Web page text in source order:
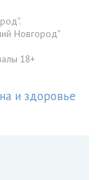
Новгород"
18+
и здоровье